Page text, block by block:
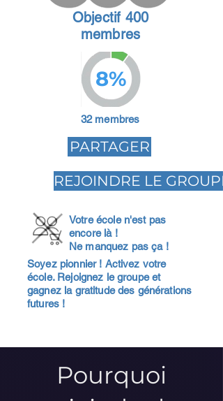
Objectif 400
membres
8%
32 membres
PARTAGER
REJOINDRE LE GROUPE
Votre école n'est pas
encore là !
Ne manquez pas ça !
Soyez pionnier ! Activez votre
école. Rejoignez le groupe et
gagnez la gratitude des générations
futures !
Pourquoi